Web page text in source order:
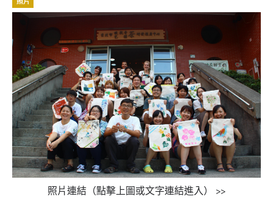
照片連結（點擊上圖或文字連結進入） >>